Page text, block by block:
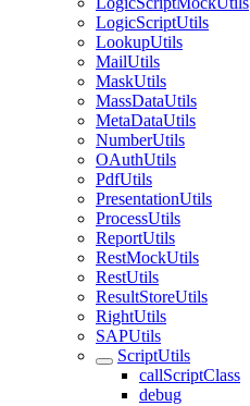
LogicScriptUtils
LookupUtils
MailUtils
MaskUtils
MassDataUtils
MetaDataUtils
NumberUtils
OAuthUtils
PdfUtils
PresentationUtils
ProcessUtils
ReportUtils
RestMockUtils
RestUtils
ResultStoreUtils
RightUtils
SAPUtils
ScriptUtils
callScriptClass
debug